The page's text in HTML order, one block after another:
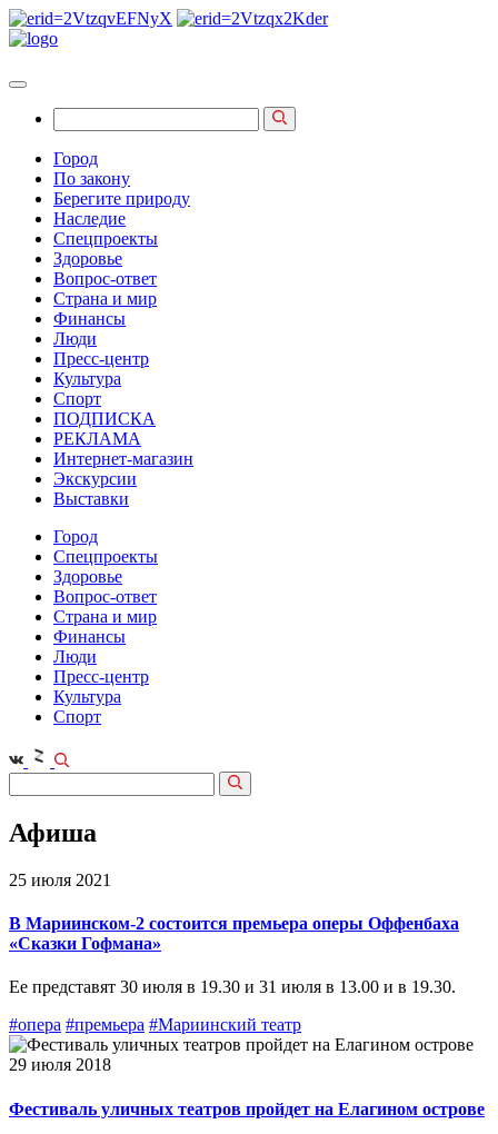
Город
По закону
Берегите природу
Наследие
Спецпроекты
Здоровье
Вопрос-ответ
Страна и мир
Финансы
Люди
Пресс-центр
Культура
Спорт
ПОДПИСКА
РЕКЛАМА
Интернет-магазин
Экскурсии
Выставки
Город
Спецпроекты
Здоровье
Вопрос-ответ
Страна и мир
Финансы
Люди
Пресс-центр
Культура
Спорт
Афиша
25 июля 2021
В Мариинском-2 состоится премьера оперы Оффенбаха
«Сказки Гофмана»
Ее представят 30 июля в 19.30 и 31 июля в 13.00 и в 19.30.
#опера #премьера #Мариинский театр
29 июля 2018
Фестиваль уличных театров пройдет на Елагином острове